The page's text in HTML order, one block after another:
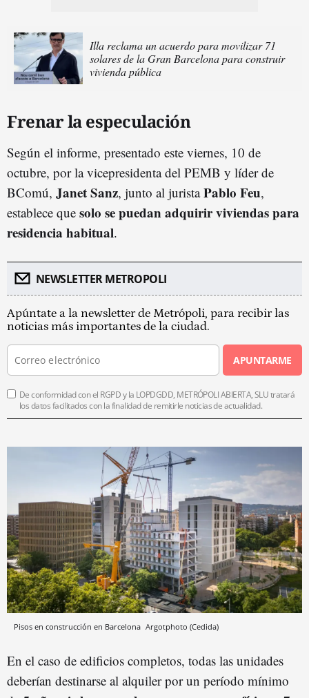
Illa reclama un acuerdo para movilizar 71
solares de la Gran Barcelona para construir
vivienda pública
Frenar la especulación
Según el informe, presentado este viernes, 10 de
octubre, por la vicepresidenta del PEMB y líder de
BComú, Janet Sanz, junto al juristaPablo Feu,
establece que solo se puedan adquirir viviendas para
residencia habitual.
NEWSLETTER METROPOLI
Apúntate a la newsletter de Metrópoli, para recibir las
noticias más importantes de la ciudad.
APUNTARME
De conformidad con el RGPD y la LOPDGDD, METRÓPOLI ABIERTA, SLU tratará
los datos facilitados con la finalidad de remitirle noticias de actualidad.
Pisos en construcción en Barcelona Argotphoto (Cedida)
En el caso de edificios completos, todas las unidades
deberían destinarse al alquiler por un período mínimo